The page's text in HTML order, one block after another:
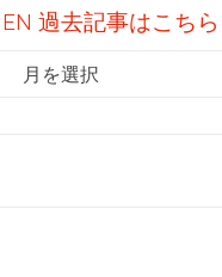
過去記事はこちら
事はこちら
月を選択